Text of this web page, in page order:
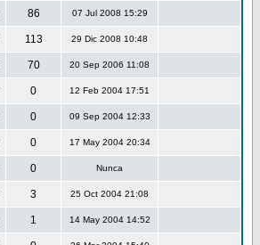
86 07 Jul 2008 15:29
113 29 Dic 2008 10:48
70 20 Sep 2006 11:08
0 12 Feb 2004 17:51
0 09 Sep 2004 12:33
0 17 May 2004 20:34
0 Nunca
3 25 Oct 2004 21:08
1 14 May 2004 14:52